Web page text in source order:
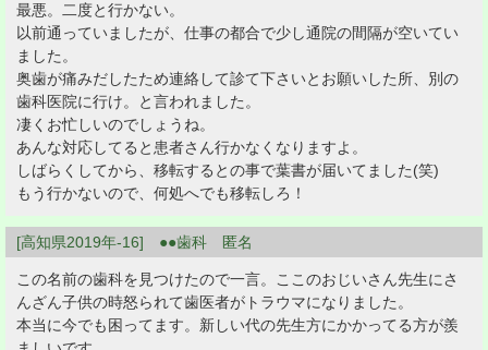
最悪。二度と行かない。
以前通っていましたが、仕事の都合で少し通院の間隔が空いてい
ました。
奥歯が痛みだしたため連絡して診て下さいとお願いした所、別の
歯科医院に行け。と言われました。
凄くお忙しいのでしょうね。
あんな対応してると患者さん行かなくなりますよ。
しばらくしてから、移転するとの事で葉書が届いてました(笑)
もう行かないので、何処へでも移転しろ！
[高知県2019年-16] ●●歯科 匿名
この名前の歯科を見つけたので一言。ここのおじいさん先生にさ
んざん子供の時怒られて歯医者がトラウマになりました。
本当に今でも困ってます。新しい代の先生方にかかってる方が羨